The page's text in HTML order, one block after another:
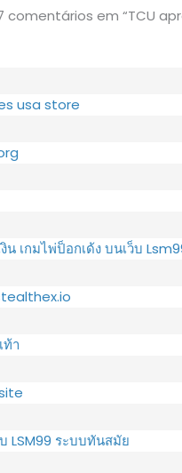
comentários em “TCU
usa store
น เกมไพ่ป็อกเด้ง บนเว็บ
ท้า
LSM99 ระบบทันสมัย